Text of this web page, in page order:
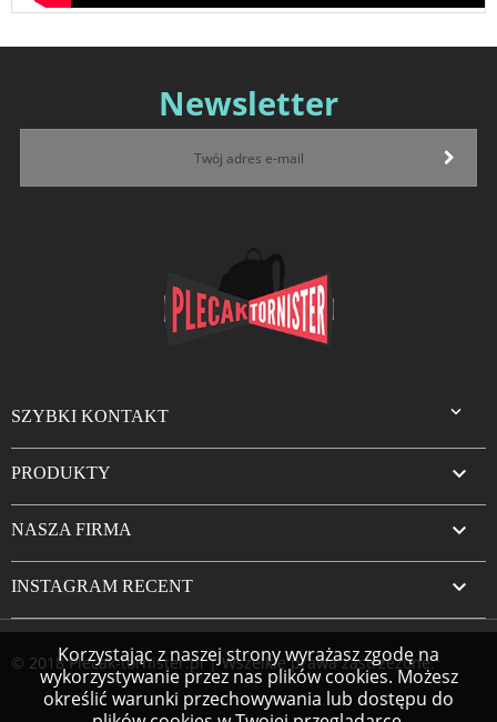
Newsletter
SZYBKI KONTAKT 
PRODUKTY 
NASZA FIRMA 
INSTAGRAM RECENT 
© 2018 Plecak-tornister.pl | Wszelkie prawa zastrzeżone.
Korzystając z naszej strony wyrażasz zgodę na
wykorzystywanie przez nas plików cookies. Możesz
określić warunki przechowywania lub dostępu do